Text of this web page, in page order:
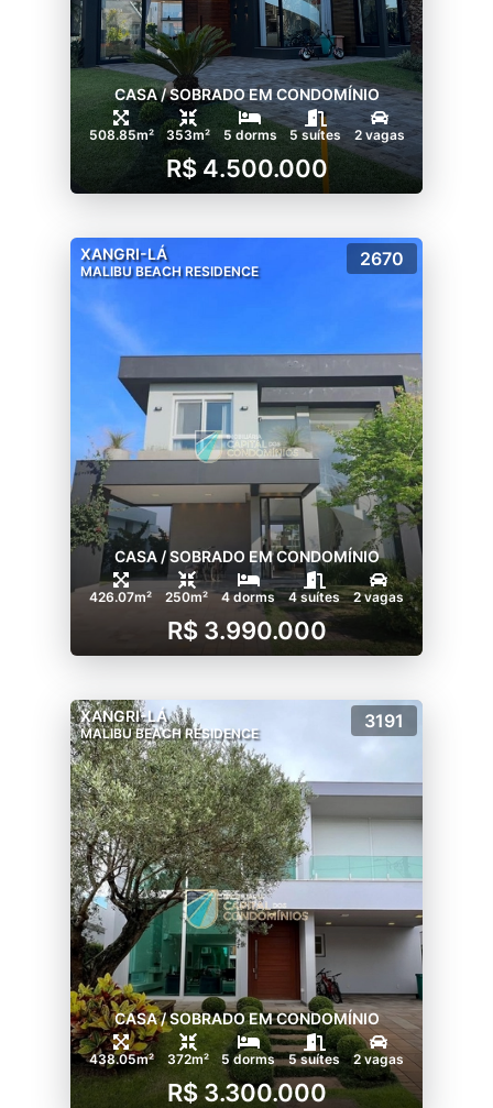
CASA / SOBRADO EM CONDOMÍNIO
508.85m² 353m² 5 dorms 5 suítes 2 vagas
R$ 4.500.000
XANGRI-LÁ
MALIBU BEACH RESIDENCE
2670
CASA / SOBRADO EM CONDOMÍNIO
426.07m² 250m² 4 dorms 4 suítes 2 vagas
R$ 3.990.000
XANGRI-LÁ
MALIBU BEACH RESIDENCE
3191
CASA / SOBRADO EM CONDOMÍNIO
438.05m² 372m² 5 dorms 5 suítes 2 vagas
R$ 3.300.000